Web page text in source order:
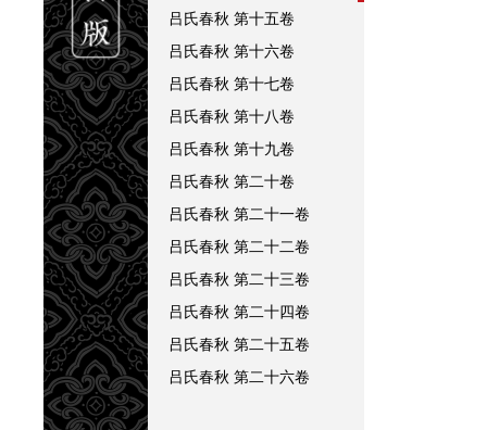
吕氏春秋 第十五卷
吕氏春秋 第十六卷
吕氏春秋 第十七卷
吕氏春秋 第十八卷
吕氏春秋 第十九卷
吕氏春秋 第二十卷
吕氏春秋 第二十一卷
吕氏春秋 第二十二卷
吕氏春秋 第二十三卷
吕氏春秋 第二十四卷
吕氏春秋 第二十五卷
吕氏春秋 第二十六卷